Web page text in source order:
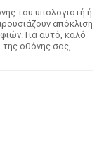
του υπολογιστή ή
απόκλιση
Για αυτό, καλό
της οθόνης σας,